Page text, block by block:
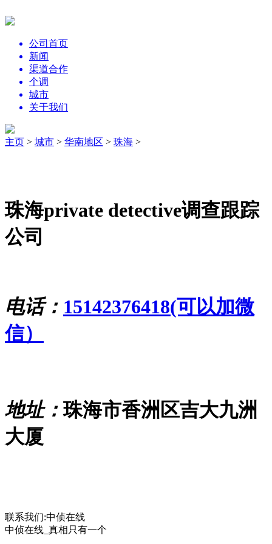
公司首页
新闻
渠道合作
个调
城市
关于我们
主页 > 城市 > 华南地区 > 珠海 >
珠海private detective调查跟踪
公司
电话： 15142376418(可以加微
信）
地址：珠海市香洲区吉大九洲
大厦
联系我们:中侦在线
中侦在线_真相只有一个